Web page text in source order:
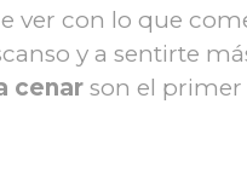
con lo que
y a sentirte
cenar son el primer